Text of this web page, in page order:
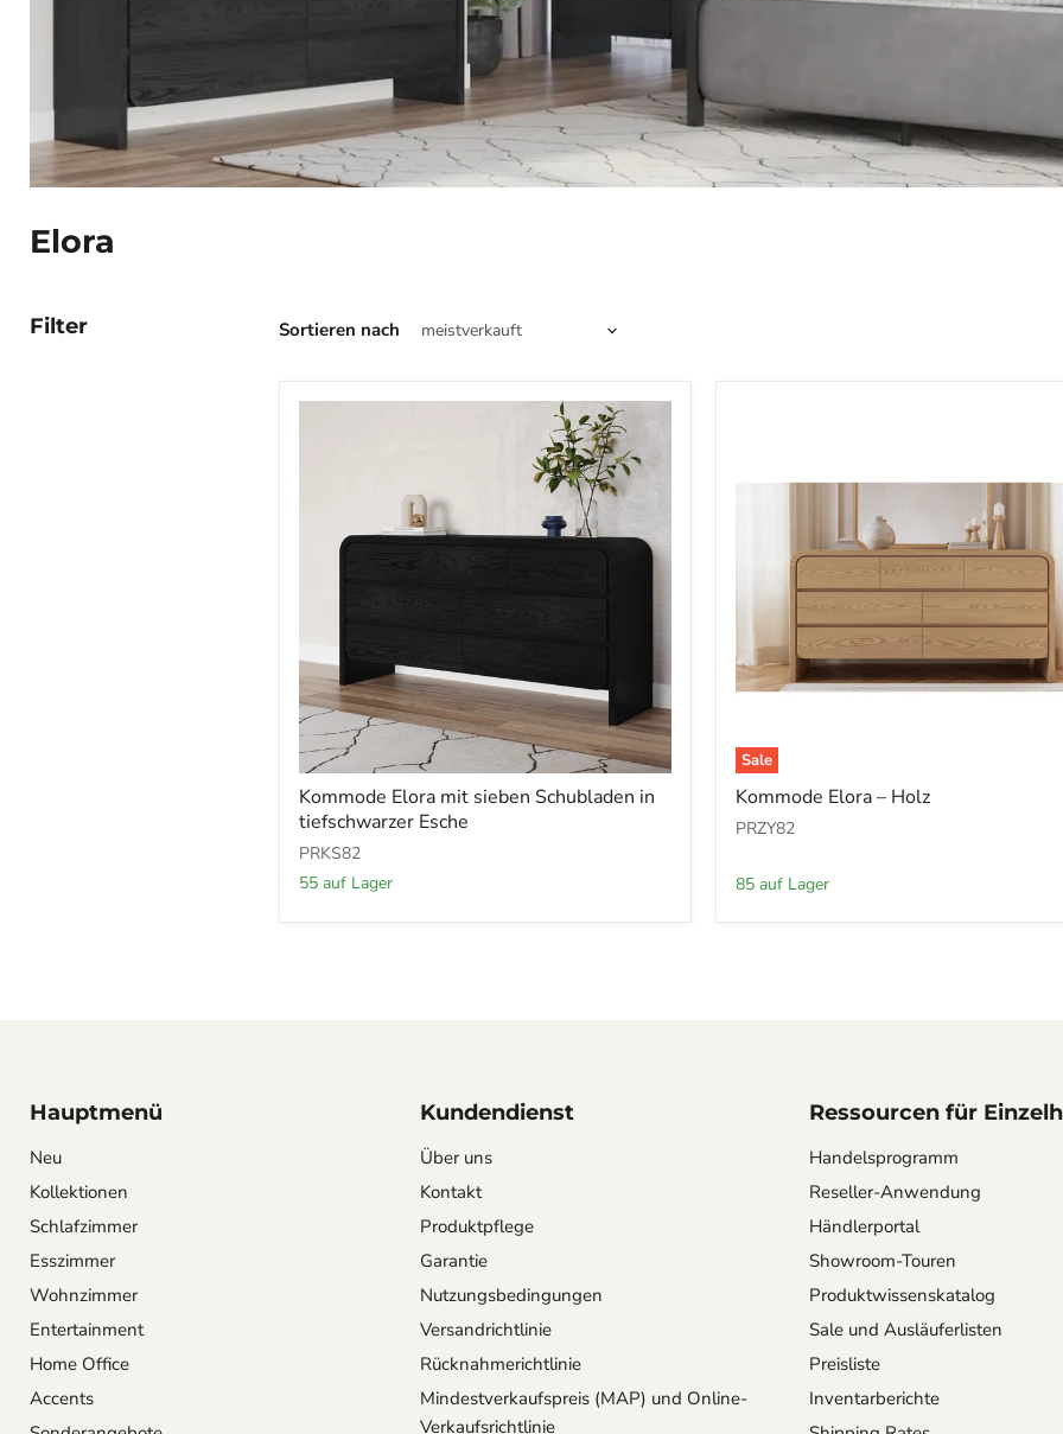
Elora
Filter Sortieren nach
Kommode
Elora
mit
sieben
Schubladen
in
Kommode Elora mit sieben Schubladen in
tiefschwarzer Esche
PRKS82
55 auf Lager
Sale
Kommode
Elora
–
Kommode Elora – Holz
PRZY82
85 auf Lager
Hauptmenü
Neu
Kollektionen
Schlafzimmer
Esszimmer
Wohnzimmer
Entertainment
Home Office
Accents
Kundendienst
Über uns
Kontakt
Produktpflege
Garantie
Nutzungsbedingungen
Versandrichtlinie
Rücknahmerichtlinie
Mindestverkaufspreis (MAP) und Online-
Verkaufsrichtlinie
Ressourcen für
Handelsprogramm
Reseller-Anwendung
Händlerportal
Showroom-Touren
Produktwissenskatalog
Sale und Ausläuferlisten
Preisliste
Inventarberichte